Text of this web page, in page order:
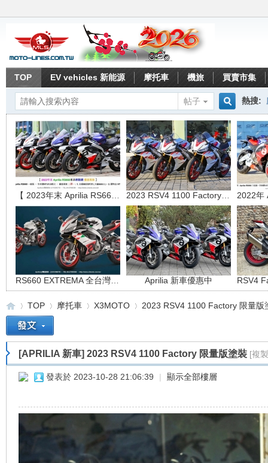
TOP EV vehicles 新能源 摩托車 機旅 買賣市集
帖子
搜
索
熱搜:
Aprilia 新車優惠中
重 »
TOP
›
摩托車
›
X3MOTO
›
2023 RSV4 1100 Factory 限量版
[APRILIA 新車] 2023 RSV4 1100 Factory 限量版塗裝 [複
發表於 2023-10-28 21:06:39 | 顯示全部樓層